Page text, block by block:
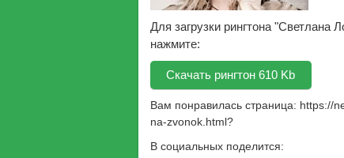
Для загрузки рингтона
нажмите:
Скачать рингтон 610 Kb
Вам понравилась страница: https://
na-zvonok.html?
В социальных поделится: